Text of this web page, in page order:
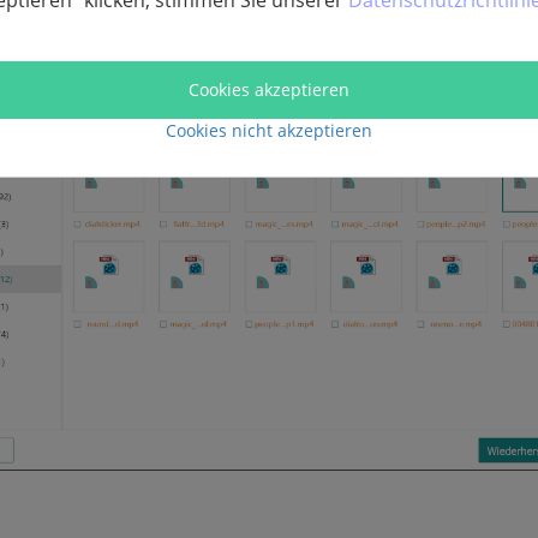
Cookies akzeptieren
Cookies nicht akzeptieren